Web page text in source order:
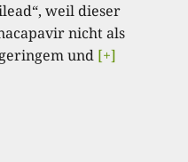
weil dieser
nicht als
und [+]